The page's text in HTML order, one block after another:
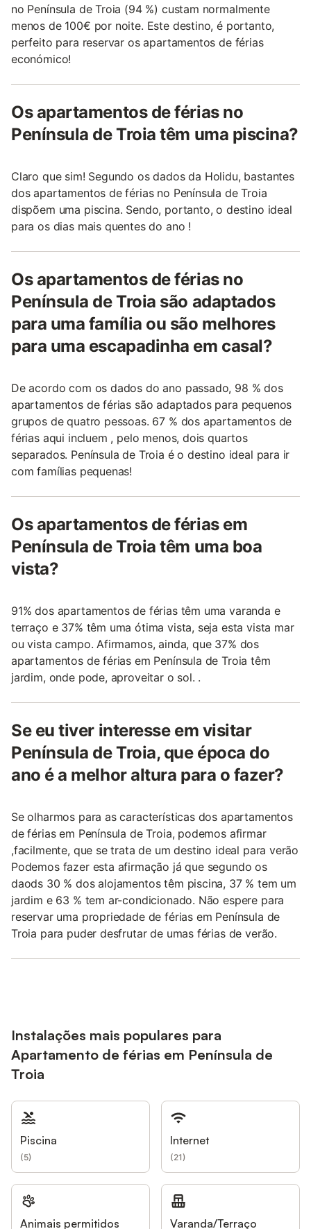
no Península de Troia (94 %) custam normalmente
menos de 100€ por noite. Este destino, é portanto,
perfeito para reservar os apartamentos de férias
económico!
Os apartamentos de férias no
Península de Troia têm uma piscina?
Claro que sim! Segundo os dados da Holidu, bastantes
dos apartamentos de férias no Península de Troia
dispõem uma piscina. Sendo, portanto, o destino ideal
para os dias mais quentes do ano !
Os apartamentos de férias no
Península de Troia são adaptados
para uma família ou são melhores
para uma escapadinha em casal?
De acordo com os dados do ano passado, 98 % dos
apartamentos de férias são adaptados para pequenos
grupos de quatro pessoas. 67 % dos apartamentos de
férias aqui incluem , pelo menos, dois quartos
separados. Península de Troia é o destino ideal para ir
com famílias pequenas!
Os apartamentos de férias em
Península de Troia têm uma boa
vista?
91% dos apartamentos de férias têm uma varanda e
terraço e 37% têm uma ótima vista, seja esta vista mar
ou vista campo. Afirmamos, ainda, que 37% dos
apartamentos de férias em Península de Troia têm
jardim, onde pode, aproveitar o sol. .
Se eu tiver interesse em visitar
Península de Troia, que época do
ano é a melhor altura para o fazer?
Se olharmos para as características dos apartamentos
de férias em Península de Troia, podemos afirmar
,facilmente, que se trata de um destino ideal para verão
Podemos fazer esta afirmação já que segundo os
daods 30 % dos alojamentos têm piscina, 37 % tem um
jardim e 63 % tem ar-condicionado. Não espere para
reservar uma propriedade de férias em Península de
Troia para puder desfrutar de umas férias de verão.
Instalações mais populares para
Apartamento de férias em Península de
Troia
Piscina
(5)
Internet
(21)
Animais permitidos Varanda/Terraço